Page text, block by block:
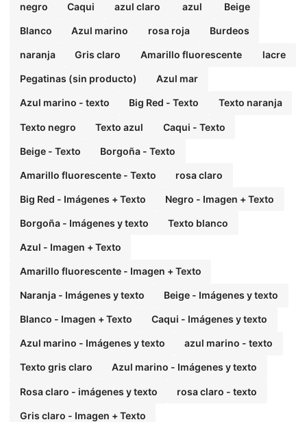
negro Caqui azul claro azul Beige
Blanco Azul marino rosa roja Burdeos
naranja Gris claro Amarillo fluorescente lacre
Pegatinas (sin producto) Azul mar
Azul marino - texto Big Red - Texto Texto naranja
Texto negro Texto azul Caqui - Texto
Beige - Texto Borgoña - Texto
Amarillo fluorescente - Texto rosa claro
Big Red - Imágenes + Texto Negro - Imagen + Texto
Borgoña - Imágenes y texto Texto blanco
Azul - Imagen + Texto
Amarillo fluorescente - Imagen + Texto
Naranja - Imágenes y texto Beige - Imágenes y texto
Blanco - Imagen + Texto Caqui - Imágenes y texto
Azul marino - Imágenes y texto azul marino - texto
Texto gris claro Azul marino - Imágenes y texto
Rosa claro - imágenes y texto rosa claro - texto
Gris claro - Imagen + Texto